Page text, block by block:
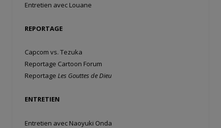
Entretien avec Louane
REPORTAGE
Capcom vs. Tezuka
Reportage Cartoon Forum
Reportage Les Gouttes de Dieu
ENTRETIEN
Entretien avec Naoyuki Onda